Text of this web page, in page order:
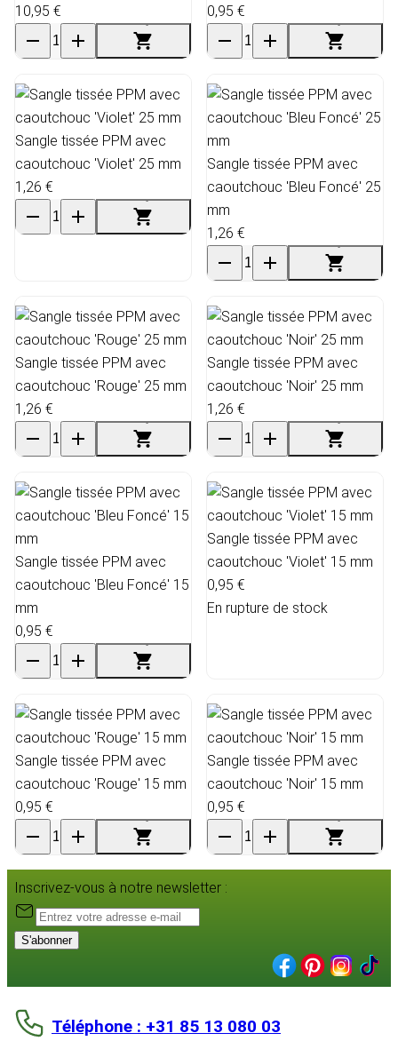
10,95 €
0,95 €
Sangle tissée PPM avec
caoutchouc 'Violet' 25 mm
1,26 €
Sangle tissée PPM avec
caoutchouc 'Bleu Foncé' 25
mm
1,26 €
Sangle tissée PPM avec
caoutchouc 'Rouge' 25 mm
1,26 €
Sangle tissée PPM avec
caoutchouc 'Noir' 25 mm
1,26 €
Sangle tissée PPM avec
caoutchouc 'Bleu Foncé' 15
mm
0,95 €
Sangle tissée PPM avec
caoutchouc 'Violet' 15 mm
0,95 €
En rupture de stock
Sangle tissée PPM avec
caoutchouc 'Rouge' 15 mm
0,95 €
Sangle tissée PPM avec
caoutchouc 'Noir' 15 mm
0,95 €
Inscrivez-vous à notre newsletter :
S'abonner
Téléphone : +31 85 13 080 03